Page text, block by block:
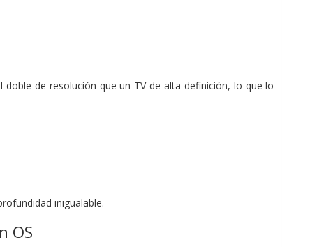
de resolución que un TV de alta definición, lo que lo
inigualable.
OS